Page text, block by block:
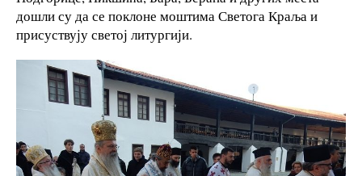
дошли су да се поклоне моштима Светога Краља и
присуствују светој литургији.